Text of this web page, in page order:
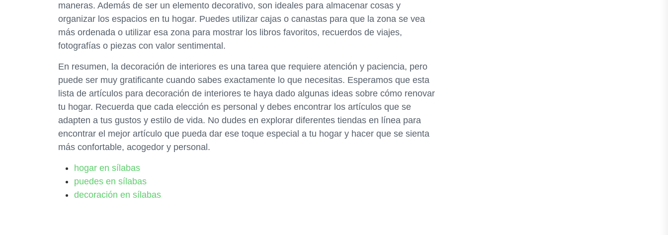
maneras. Además de ser un elemento decorativo, son ideales para almacenar cosas y
organizar los espacios en tu hogar. Puedes utilizar cajas o canastas para que la zona se vea
más ordenada o utilizar esa zona para mostrar los libros favoritos, recuerdos de viajes,
fotografías o piezas con valor sentimental.
En resumen, la decoración de interiores es una tarea que requiere atención y paciencia, pero
puede ser muy gratificante cuando sabes exactamente lo que necesitas. Esperamos que esta
lista de artículos para decoración de interiores te haya dado algunas ideas sobre cómo renovar
tu hogar. Recuerda que cada elección es personal y debes encontrar los artículos que se
adapten a tus gustos y estilo de vida. No dudes en explorar diferentes tiendas en línea para
encontrar el mejor artículo que pueda dar ese toque especial a tu hogar y hacer que se sienta
más confortable, acogedor y personal.
hogar en sílabas
puedes en sílabas
decoración en sílabas